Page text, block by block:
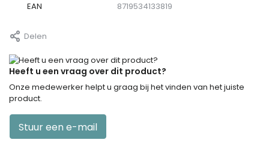
EAN 8719534133819
Delen
Heeft u een vraag over dit product?
Onze medewerker helpt u graag bij het vinden van het juiste
product.
Stuur een e-mail